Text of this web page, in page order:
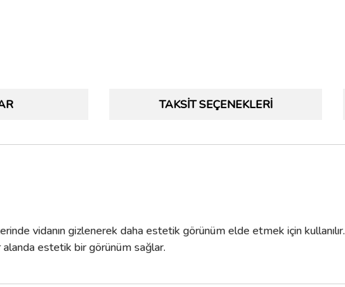
TAKSIT SEÇENEKLERI
vidanın gizlenerek daha estetik görünüm elde etmek için kullanılır.
estetik bir görünüm sağlar.